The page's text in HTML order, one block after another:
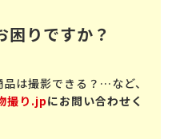
困りですか？
は撮影できる？…など、
撮り.jpにお問い合わせく